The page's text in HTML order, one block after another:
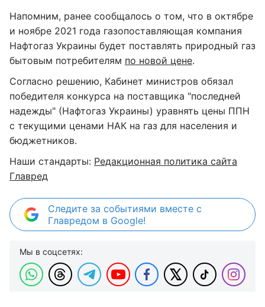
Напомним, ранее сообщалось о том, что в октябре
и ноябре 2021 года газопоставляющая компания
Нафтогаз Украины будет поставлять природный газ
бытовым потребителям по новой цене.
Согласно решению, Кабинет министров обязал
победителя конкурса на поставщика "последней
надежды" (Нафтогаз Украины) уравнять цены ППН
с текущими ценами НАК на газ для населения и
бюджетников.
Наши стандарты: Редакционная политика сайта
Главред
Следите за событиями вместе с
Главредом в Google!
Мы в соцсетях: